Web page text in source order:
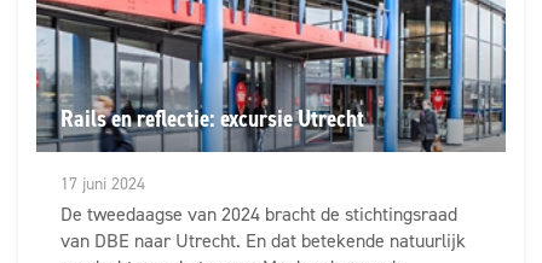
Rails en reflectie: excursie Utrecht
17 juni 2024
De tweedaagse van 2024 bracht de stichtingsraad
van DBE naar Utrecht. En dat betekende natuurlijk